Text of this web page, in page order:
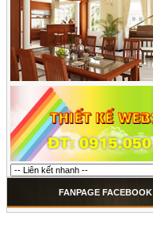
FANPAGE FACEBOOK